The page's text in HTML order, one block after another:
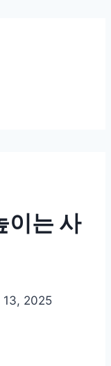
이는 사
13, 2025